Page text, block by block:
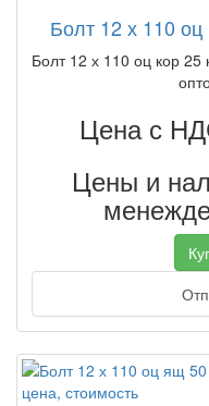
Болт 12 х 110
Болт 12 х 110 оц кор 25
Цена с
Цены и